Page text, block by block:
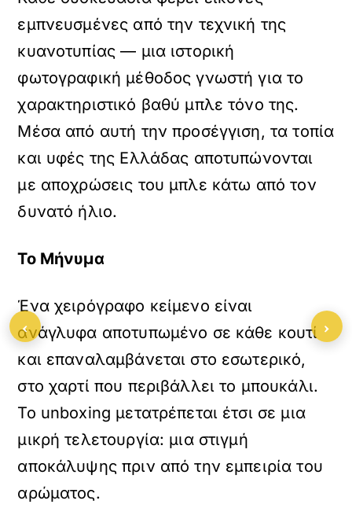
εμπνευσμένες από την τεχνική της
κυανοτυπίας — μια ιστορική
φωτογραφική μέθοδος γνωστή για το
χαρακτηριστικό βαθύ μπλε τόνο της.
Μέσα από αυτή την προσέγγιση, τα τοπία
και υφές της Ελλάδας αποτυπώνονται
με αποχρώσεις του μπλε κάτω από τον
δυνατό ήλιο.
Το Μήνυμα
Ένα χειρόγραφο κείμενο είναι
ανάγλυφα αποτυπωμένο σε κάθε κουτί
και επαναλαμβάνεται στο εσωτερικό,
στο χαρτί που περιβάλλει το μπουκάλι.
Το unboxing μετατρέπεται έτσι σε μια
μικρή τελετουργία: μια στιγμή
αποκάλυψης πριν από την εμπειρία του
αρώματος.
‹ ›